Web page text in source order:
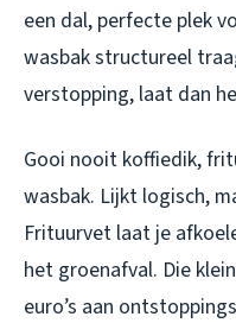
een dal, perfecte plek
wasbak structureel
verstopping, laat dan
Gooi nooit koffiedik,
wasbak. Lijkt logisch,
Frituurvet laat je
het groenafval. Die
euro’s aan